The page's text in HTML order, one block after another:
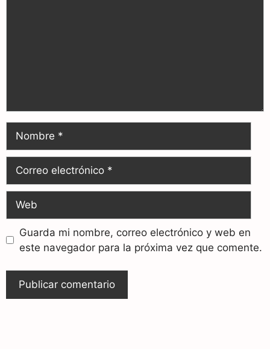
Guarda mi nombre, correo electrónico y web en
este navegador para la próxima vez que comente.